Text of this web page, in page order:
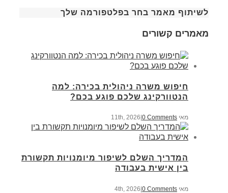
לשיתוף מאמר בחר בפלטפורמה שלך
מאמרים קשורים
חיפוש משרה ניהולית בכירה: למה
הנטוורקינג שלכם פוגע בכם?
מאי 11th, 2026 0 Comments
המדריך השלם לשיפור מיומנויות תקשורת
בין אישית בעבודה
מאי 4th, 2026 |0 Comments